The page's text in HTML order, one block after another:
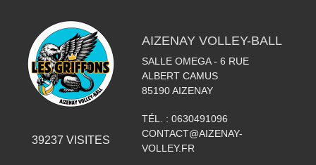
39237 VISITES
AIZENAY VOLLEY-BALL
SALLE OMEGA - 6 RUE
ALBERT CAMUS
85190 AIZENAY
TÉL. : 0630491096
CONTACT@AIZENAY-
VOLLEY.FR